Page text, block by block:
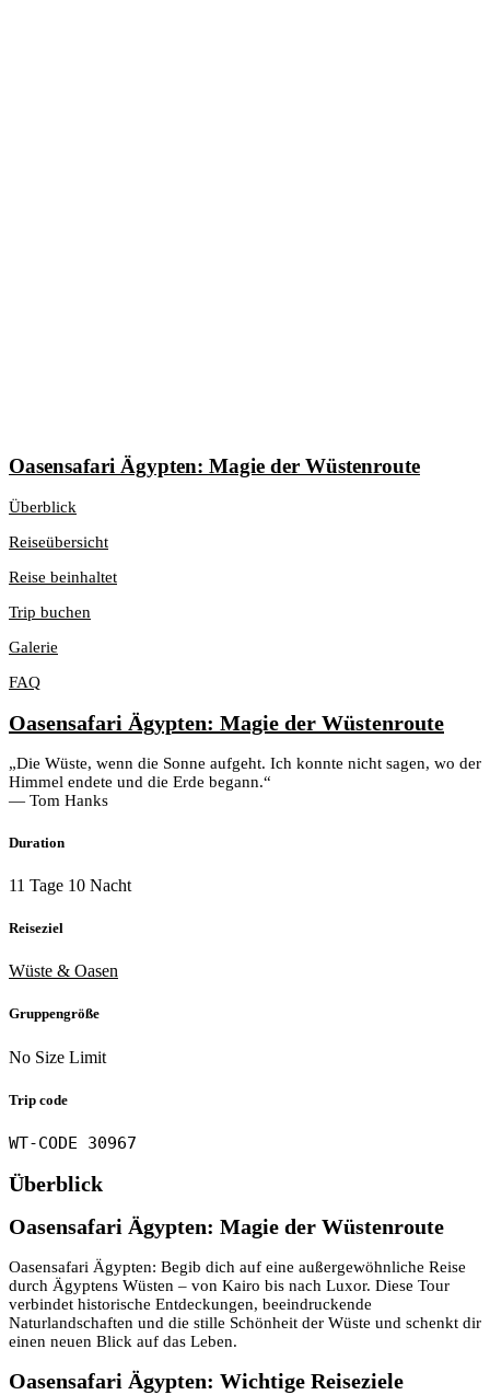
Oasensafari Ägypten: Magie der Wüstenroute
Überblick
Reiseübersicht
Reise beinhaltet
Trip buchen
Galerie
FAQ
Oasensafari Ägypten: Magie der Wüstenroute
„Die Wüste, wenn die Sonne aufgeht. Ich konnte nicht sagen, wo der
Himmel endete und die Erde begann.“
— Tom Hanks
Duration
11 Tage 10 Nacht
Reiseziel
Wüste & Oasen
Gruppengröße
No Size Limit
Trip code
WT-CODE 30967
Überblick
Oasensafari Ägypten: Magie der Wüstenroute
Oasensafari Ägypten: Begib dich auf eine außergewöhnliche Reise
durch Ägyptens Wüsten – von Kairo bis nach Luxor. Diese Tour
verbindet historische Entdeckungen, beeindruckende
Naturlandschaften und die stille Schönheit der Wüste und schenkt dir
einen neuen Blick auf das Leben.
Oasensafari Ägypten: Wichtige Reiseziele